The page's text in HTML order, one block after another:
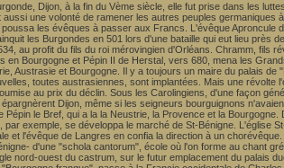
Dijon, à la fin du Vème siècle, elle fut prise dans les
une volonté de ramener les autres peuples
les évêques à passer aux Francs. L'évêque
les Burgondes en 501 lors d'une bataille qui eut lieu
au profit du fils du roi mérovingien d'Orléans. Chramm, fils
en Bourgogne et Pépin II de Herstal, vers 680, mena les
Austrasie et Bourgogne. Il y a toujours un maire du palais
toutes austrasiennes, sont implantées. Mais une
au prix du déclin. Sous les Carolingiens, d'une façon
Dijon, même si les seigneurs bourguignons
Pépin le Bref, qui a la la Neustrie, la Provence et la
par exemple, se développa le marché de St-Bénigne. L'église
et l'évêque de Langres en confia la direction à un
d'une "schola cantorum", école où l'on forme au chant
nord-ouest du castrum, sur le futur emplacement du palais